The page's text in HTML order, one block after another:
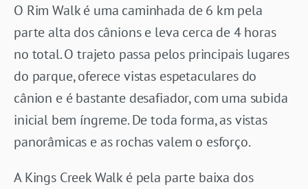
O Rim Walk é uma caminhada de 6 km pela
parte alta dos cânions e leva cerca de 4 horas
no total. O trajeto passa pelos principais lugares
do parque, oferece vistas espetaculares do
cânion e é bastante desafiador, com uma subida
inicial bem íngreme. De toda forma, as vistas
panorâmicas e as rochas valem o esforço.
A Kings Creek Walk é pela parte baixa dos